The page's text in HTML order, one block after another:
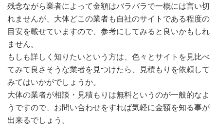
残念ながら業者によって金額はバラバラで一概には言い切
れませんが、大体どこの業者も自社のサイトである程度の
目安を載せていますので、参考にしてみると良いかもしれ
ません。
もしも詳しく知りたいという方は、色々とサイトを見比べ
てみて良さそうな業者を見つけたら、見積もりを依頼して
みてはいかがでしょうか。
大体の業者が相談・見積もりは無料というのが一般的なよ
うですので、お問い合わせをすれば気軽に金額を知る事が
出来るでしょう。